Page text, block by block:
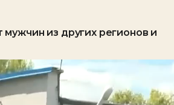
из других регионов и